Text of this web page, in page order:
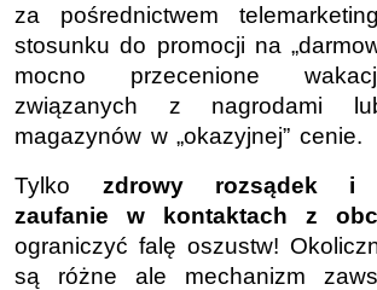
za pośrednictwem
stosunku do promocji na
mocno przecenione
związanych z nagrodami
magazynów w „okazyjnej” cenie.
Tylko zdrowy rozsądek i
zaufanie w kontaktach z
ograniczyć falę oszustw!
są różne ale mechanizm